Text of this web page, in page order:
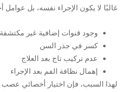
غالبًا لا يكون الإجراء نفسه، بل
وجود قنوات إضافية غير مكتشفة
كسر في جذر السن
عدم تركيب تاج بعد العلاج
إهمال نظافة الفم بعد الإجراء
لهذا السبب، فإن اختيار أخصائي